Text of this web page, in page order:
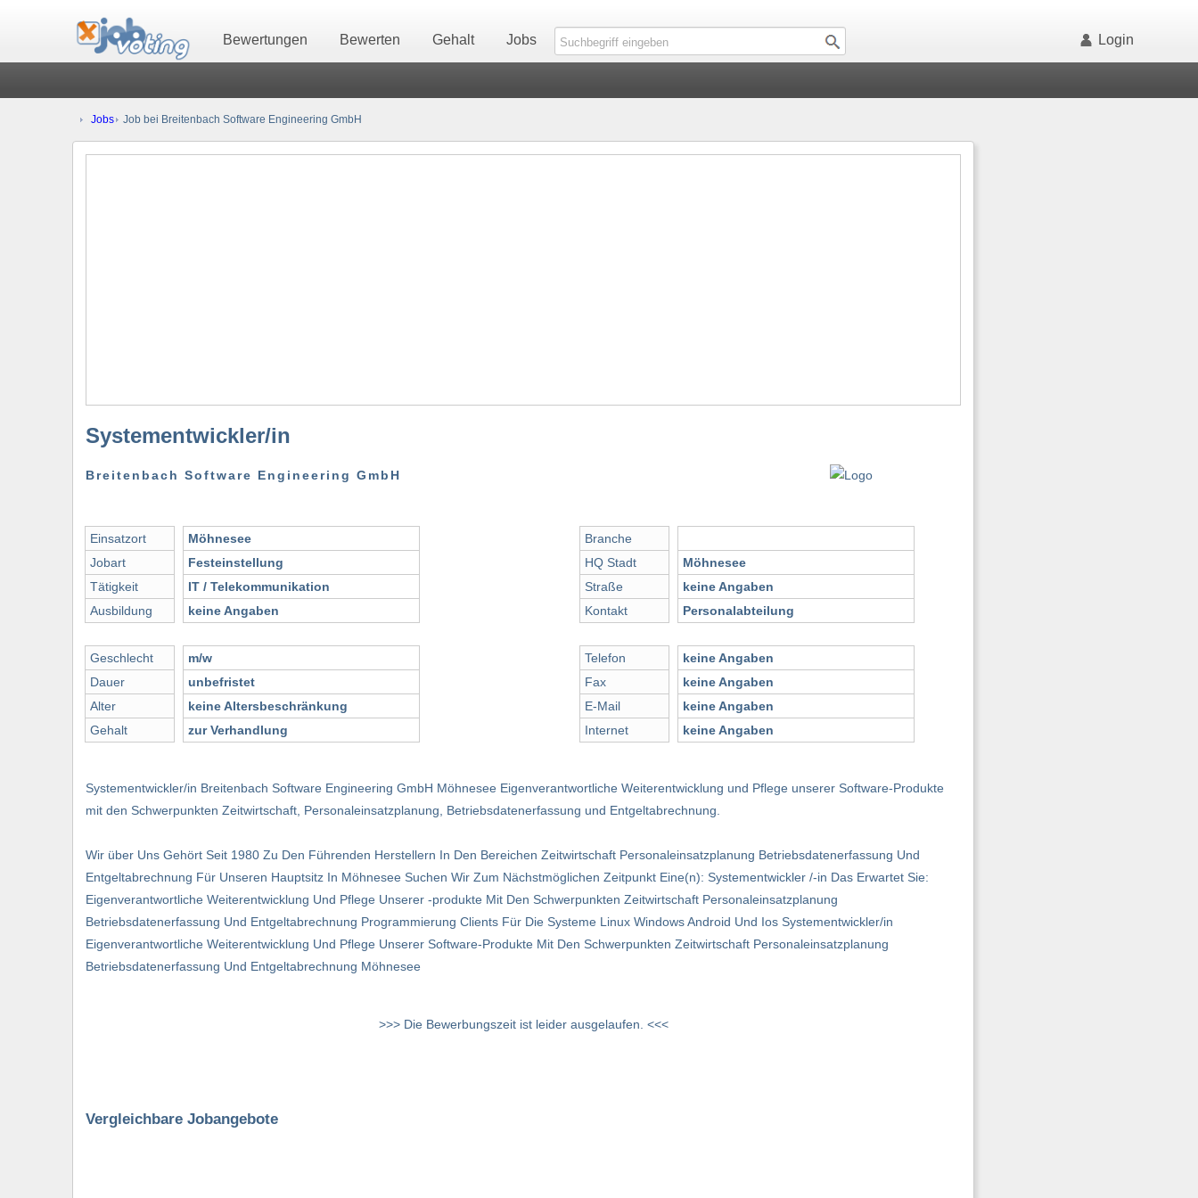
Bewertungen Bewerten Gehalt Jobs Login
Jobs Job bei Breitenbach Software Engineering GmbH
Systementwickler/in
Breitenbach Software Engineering GmbH
Einsatzort
Jobart
Tätigkeit
Ausbildung
Geschlecht
Dauer
Alter
Gehalt
Möhnesee
Festeinstellung
IT / Telekommunikation
keine Angaben
m/w
unbefristet
keine Altersbeschränkung
zur Verhandlung
Branche
HQ Stadt
Straße
Kontakt
Telefon
Fax
E-Mail
Internet
Möhnesee
keine Angaben
Personalabteilung
keine Angaben
keine Angaben
keine Angaben
keine Angaben
Systementwickler/in Breitenbach Software Engineering GmbH Möhnesee Eigenverantwortliche Weiterentwicklung und Pflege unserer Software-Produkte
mit den Schwerpunkten Zeitwirtschaft, Personaleinsatzplanung, Betriebsdatenerfassung und Entgeltabrechnung.
Wir über Uns Gehört Seit 1980 Zu Den Führen­den Herstellern In Den Bereichen Zeitwirtschaft Personal­einsatzplanung Betriebsdatenerfassung Und
Entgeltabrechnung Für Unseren Hauptsitz In Möhnesee Suchen Wir Zum Nächstmöglichen Zeitpunkt Eine(n): Systementwickler /-in Das Erwartet Sie:
Eigenverantwortliche Weiterentwicklung Und Pflege Unserer -produkte Mit Den Schwerpunkten Zeitwirtschaft Personaleinsatz­planung
Betriebsdatenerfassung Und Entgeltabrechnung Programmierung Clients Für Die Systeme Linux Windows Android Und Ios Systementwickler/in
Eigenverantwortliche Weiterentwicklung Und Pflege Unserer Software-Produkte Mit Den Schwerpunkten Zeitwirtschaft Personaleinsatzplanung
Betriebsdatenerfassung Und Entgeltabrechnung Möhnesee
>>> Die Bewerbungszeit ist leider ausgelaufen. <<<
Vergleichbare Jobangebote